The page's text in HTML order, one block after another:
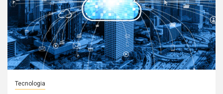
Tecnologia